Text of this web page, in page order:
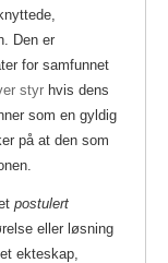
Den er
for samfunnet
styr hvis dens
som en gyldig
på at den som
postulert
eller løsning
ekteskap,